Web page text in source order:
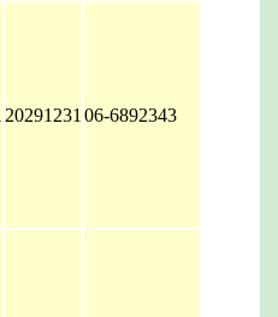
20291231 06-6892343